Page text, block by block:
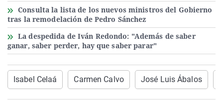
Consulta la lista de los nuevos ministros del Gobierno
tras la remodelación de Pedro Sánchez
La despedida de Iván Redondo: "Además de saber
ganar, saber perder, hay que saber parar"
Isabel Celaá Carmen Calvo José Luis Ábalos